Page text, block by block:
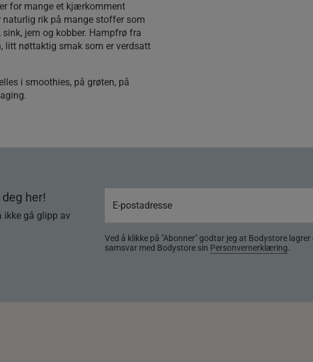
for mange et kjærkomment
rik på mange stoffer som
jern og kobber. Hampfrø fra
litt nøttaktig smak som er verdsatt
i smoothies, på grøten, på
her!
ikke gå glipp av
Ved å klikke på "Abonner" godtar jeg at Bodystore
samsvar med Bodystore sin Personvernerklæring.